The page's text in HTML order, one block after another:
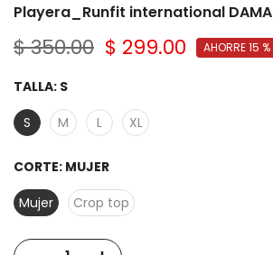
Playera_Runfit international DAMA
$ 350.00 $ 299.00 AHORRE 15 %
TALLA: S
S
M L XL
CORTE: MUJER
Mujer
Crop top